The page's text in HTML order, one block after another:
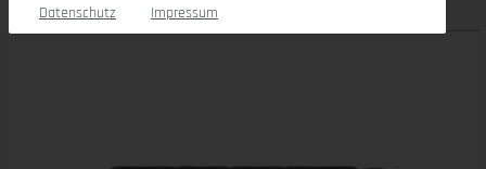
Produktbilder
Datenschutz Impressum